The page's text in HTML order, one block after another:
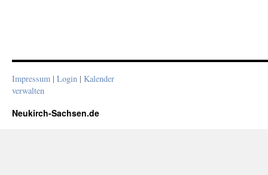
Impressum | Login | Kalender
verwalten
Neukirch-Sachsen.de